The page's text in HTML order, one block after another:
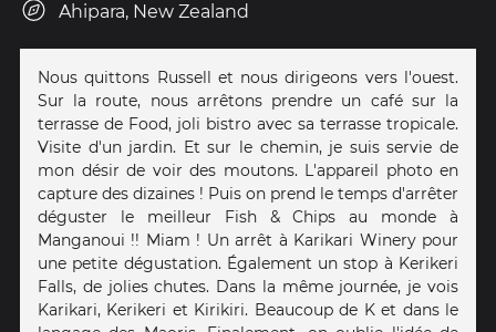
Ahipara, New Zealand
Nous quittons Russell et nous dirigeons vers l'ouest.
Sur la route, nous arrêtons prendre un café sur la
terrasse de Food, joli bistro avec sa terrasse tropicale.
Visite d'un jardin. Et sur le chemin, je suis servie de
mon désir de voir des moutons. L'appareil photo en
capture des dizaines ! Puis on prend le temps d'arrêter
déguster le meilleur Fish & Chips au monde à
Manganoui !! Miam ! Un arrêt à Karikari Winery pour
une petite dégustation. Également un stop à Kerikeri
Falls, de jolies chutes. Dans la même journée, je vois
Karikari, Kerikeri et Kirikiri. Beaucoup de K et dans le